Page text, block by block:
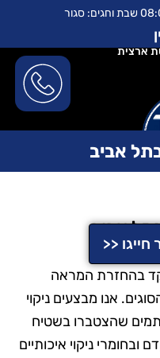
ארצית
אביב
אביב
<<
בהחזרת המראה
אנו מבצעים ניקוי
שהצטברו בשטיח
ניקוי איכותיים